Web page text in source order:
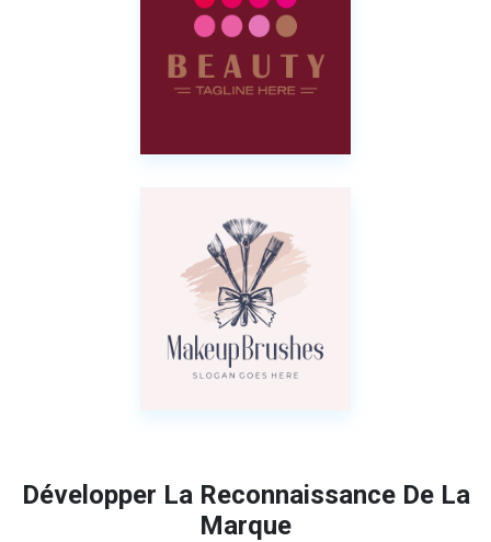
Développer La Reconnaissance De La
Marque